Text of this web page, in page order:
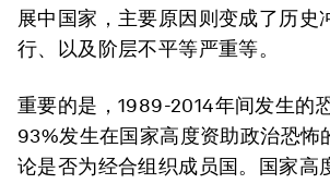
展中国家，主要原因则变成了历史
行、以及阶层不平等严重等。
重要的是，1989-2014年间发生的
93%发生在国家高度资助政治恐怖
论是否为经合组织成员国。国家高